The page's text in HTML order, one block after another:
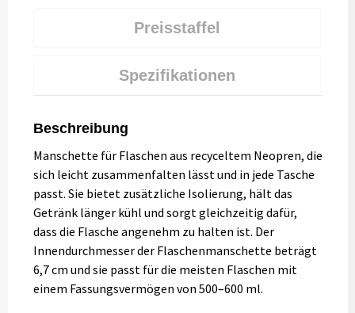
Preisstaffel
Spezifikationen
Beschreibung
Manschette für Flaschen aus recyceltem Neopren, die
sich leicht zusammenfalten lässt und in jede Tasche
passt. Sie bietet zusätzliche Isolierung, hält das
Getränk länger kühl und sorgt gleichzeitig dafür,
dass die Flasche angenehm zu halten ist. Der
Innendurchmesser der Flaschenmanschette beträgt
6,7 cm und sie passt für die meisten Flaschen mit
einem Fassungsvermögen von 500–600 ml.